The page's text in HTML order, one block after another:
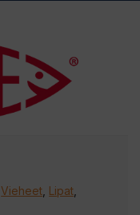
,Vieheet Lipat